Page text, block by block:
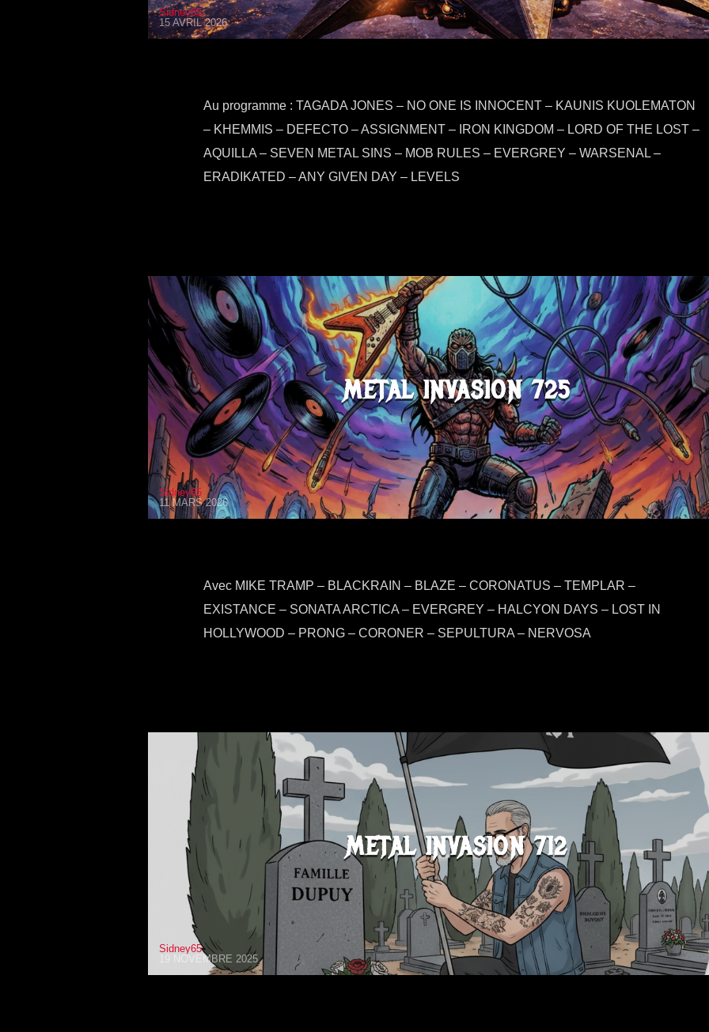
Sidney65
15 AVRIL 2026
Au programme : TAGADA JONES – NO ONE IS INNOCENT – KAUNIS KUOLEMATON
– KHEMMIS – DEFECTO – ASSIGNMENT – IRON KINGDOM – LORD OF THE LOST –
AQUILLA – SEVEN METAL SINS – MOB RULES – EVERGREY – WARSENAL –
ERADIKATED – ANY GIVEN DAY – LEVELS
METAL INVASION 725
Sidney65
11 MARS 2026
Avec MIKE TRAMP – BLACKRAIN – BLAZE – CORONATUS – TEMPLAR –
EXISTANCE – SONATA ARCTICA – EVERGREY – HALCYON DAYS – LOST IN
HOLLYWOOD – PRONG – CORONER – SEPULTURA – NERVOSA
METAL INVASION 712
Sidney65
19 NOVEMBRE 2025